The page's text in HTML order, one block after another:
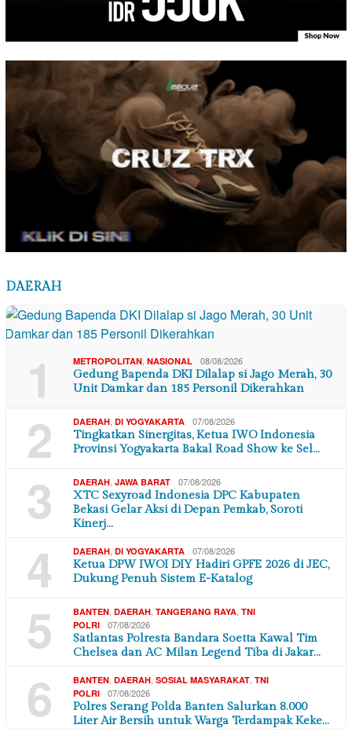
DAERAH
1 METROPOLITAN NASIONAL 08/08/2026
Gedung Bapenda DKI Dilalap si Jago Merah, 30
Unit Damkar dan 185 Personil Dikerahkan
2 DAERAH DI YOGYAKARTA 07/08/2026
Tingkatkan Sinergitas, Ketua IWO Indonesia
Provinsi Yogyakarta Bakal Road Show ke Sel…
3 DAERAH JAWA BARAT 07/08/2026
XTC Sexyroad Indonesia DPC Kabupaten
Bekasi Gelar Aksi di Depan Pemkab, Soroti
Kinerj…
4 DAERAH DI YOGYAKARTA 07/08/2026
Ketua DPW IWOI DIY Hadiri GPFE 2026 di JEC,
Dukung Penuh Sistem E-Katalog
5 BANTEN DAERAH TANGERANG RAYA TNI
POLRI
07/08/2026
Satlantas Polresta Bandara Soetta Kawal Tim
Chelsea dan AC Milan Legend Tiba di Jakar…
6 BANTEN DAERAH SOSIAL MASYARAKAT TNI
POLRI
07/08/2026
Polres Serang Polda Banten Salurkan 8.000
Liter Air Bersih untuk Warga Terdampak Keke…